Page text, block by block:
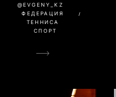
@EVGENY_KZ
ФЕДЕРАЦИЯ
ТЕННИСА
СПОРТ